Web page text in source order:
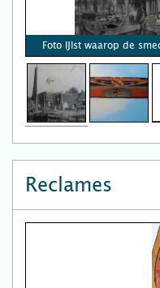
Foto IJlst waarop de
Reclames